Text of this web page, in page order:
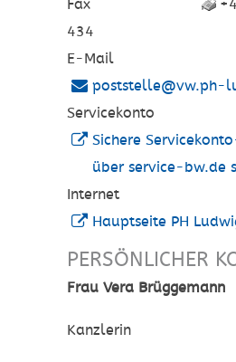
Fax
434
E-Mail
poststelle@vw.ph-
Servicekonto
Sichere
über service-bw.de
Internet
Hauptseite PH
PERSÖNLICHER
Frau Vera Brüggemann
Kanzlerin